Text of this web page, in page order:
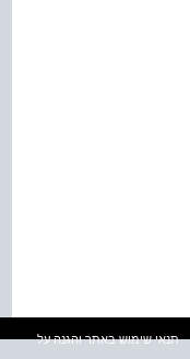
תנאי שימוש באתר והגנה על